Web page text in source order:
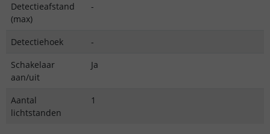
Detectieafstand
(max)
-
Detectiehoek
-
Schakelaar
aan/uit
Ja
Aantal
lichtstanden
1